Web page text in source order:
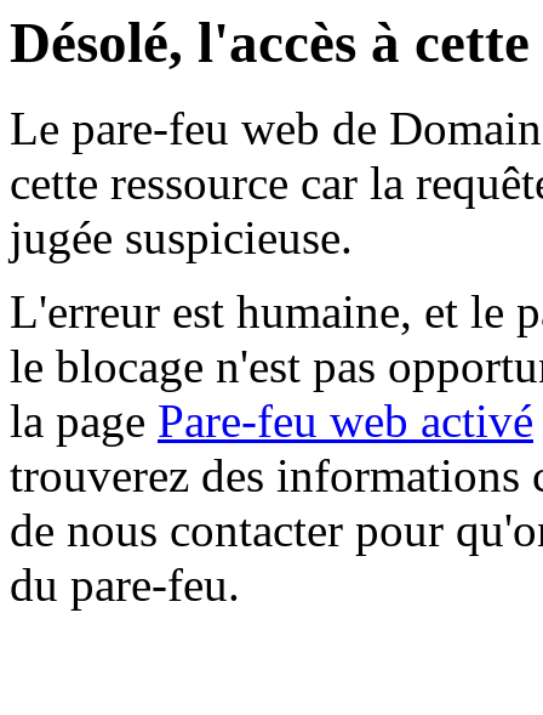
Désolé, l'accès à
Le pare-feu web de
cette ressource car la
jugée suspicieuse.
L'erreur est humaine, et le
le blocage n'est pas
la page Pare-feu web activé
trouverez des informations
de nous contacter pour
du pare-feu.